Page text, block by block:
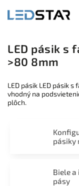
LED pásik s
>80 8mm
LED pásik LED pásik
vhodný na
plôch.
pásiky
Biele a
pásy